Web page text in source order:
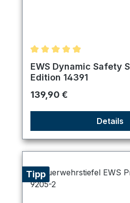
Durchschnittliche
EWS Dynamic Safety
Edition 14391
Regulärer Preis:
139,90 €
Details
Tipp